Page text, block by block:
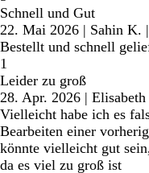
Schnell und Gut
22. Mai 2026 | Sahin K. |
Bestellt und schnell
1
Leider zu groß
28. Apr. 2026 |
Vielleicht habe ich es
Bearbeiten einer
könnte vielleicht gut
da es viel zu groß ist